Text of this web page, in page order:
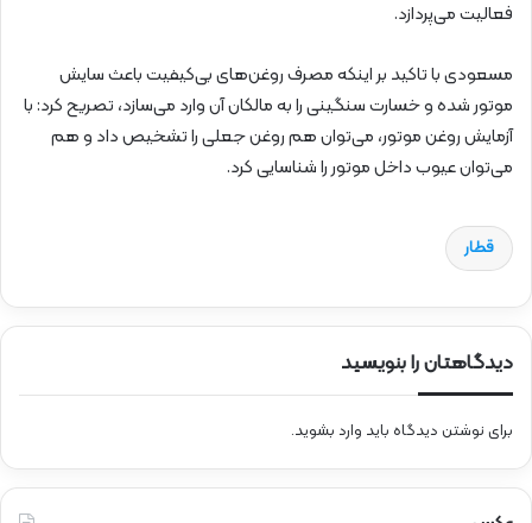
فعالیت می‌پردازد.
مسعودی با تاکید بر اینکه مصرف روغن‌های بی‌کیفیت باعث سایش
موتور شده و خسارت سنگینی را به مالکان آن وارد می‌سازد، تصریح کرد: با
آزمایش روغن موتور، می‌توان هم روغن جعلی را تشخیص داد و هم
می‌توان عیوب داخل موتور را شناسایی کرد.
قطار
دیدگاهتان را بنویسید
برای نوشتن دیدگاه باید وارد بشوید.